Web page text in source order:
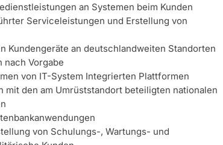
an Systemen beim Kunden
Serviceleistungen und Erstellung von
Kundengeräte an deutschlandweiten Standorten
nach Vorgabe
von IT-System Integrierten Plattformen
mit den am Umrüststandort beteiligten nationalen
von Schulungs-, Wartungs- und